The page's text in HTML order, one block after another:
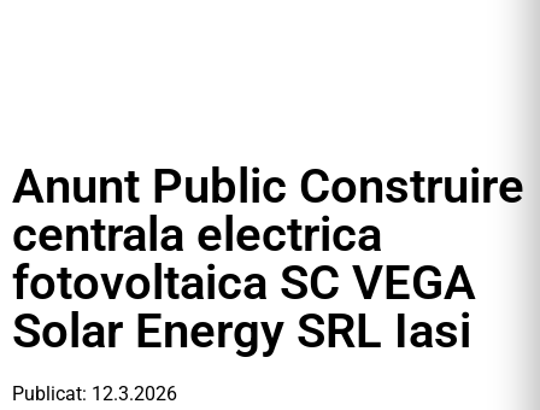
Anunt Public Construire
centrala electrica
fotovoltaica SC VEGA
Solar Energy SRL Iasi
Publicat: 12.3.2026